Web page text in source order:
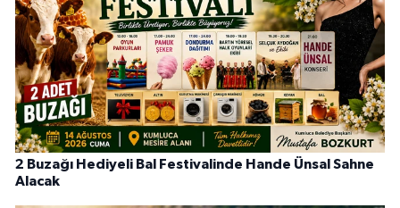
2 Buzağı Hediyeli Bal Festivalinde Hande Ünsal Sahne
Alacak